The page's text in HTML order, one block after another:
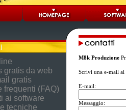
gratis da web
gratis
frequenti (FAQ)
ai software
tecniche
M8k Produzione
Scrivi una e-mail
E-mail:
Messaggio: